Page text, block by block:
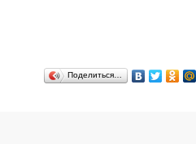
Поделиться…